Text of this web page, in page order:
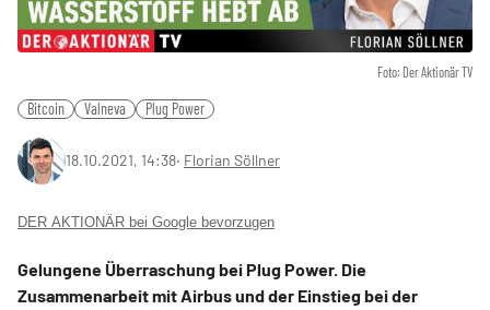
Foto: Der Aktionär TV
Bitcoin Valneva Plug Power
18.10.2021, 14:38‧ Florian Söllner
DER AKTIONÄR bei Google bevorzugen
Gelungene Überraschung bei Plug Power. Die
Zusammenarbeit mit Airbus und der Einstieg bei der